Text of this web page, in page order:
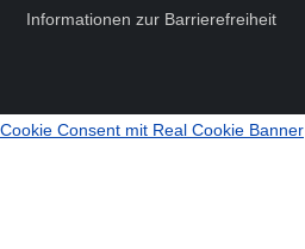
Informationen zur Barrierefreiheit
Cookie Consent mit Real Cookie Banner